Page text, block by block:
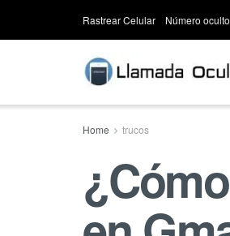
Rastrear Celular Número oculto
Home trucos